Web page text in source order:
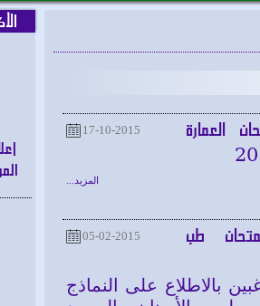
17-10-2015
المزيد...
05-02-2015 طب
بالاطلاع على النماذج